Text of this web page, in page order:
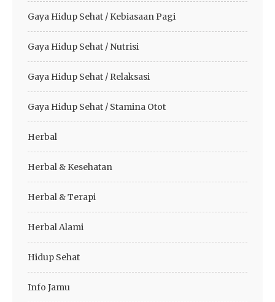
Gaya Hidup Sehat / Kebiasaan Pagi
Gaya Hidup Sehat / Nutrisi
Gaya Hidup Sehat / Relaksasi
Gaya Hidup Sehat / Stamina Otot
Herbal
Herbal & Kesehatan
Herbal & Terapi
Herbal Alami
Hidup Sehat
Info Jamu